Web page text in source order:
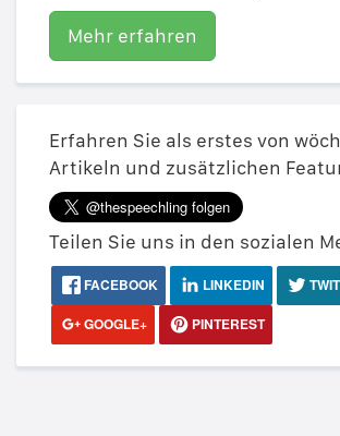
Mehr erfahren
Erfahren Sie als erstes von
Artikeln und zusätzlichen
Teilen Sie uns in den sozialen
FACEBOOK LINKEDIN
GOOGLE+
PINTEREST